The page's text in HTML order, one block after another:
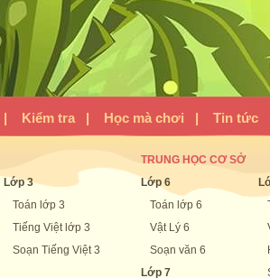
| Kiểm tra | Học mà chơi | Tin tức
Lớp 3
Toán lớp 3
Tiếng Việt lớp 3
Soạn Tiếng Việt 3
TRUNG HỌC CƠ SỞ
Lớp 6
Toán lớp 6
Vật Lý 6
Soạn văn 6
Lớp 7